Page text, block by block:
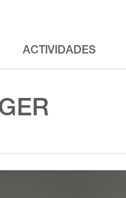
ACTIVIDADES